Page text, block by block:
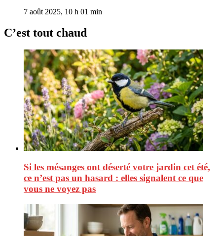
7 août 2025, 10 h 01 min
C’est tout chaud
Si les mésanges ont déserté votre jardin cet été,
ce n’est pas un hasard : elles signalent ce que
vous ne voyez pas